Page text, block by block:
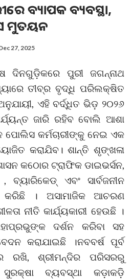
ବ୍ୟାପକ ବ୍ୟବସ୍ଥା,
ମୁତୟନ
27, 2025
ଦିନଗୁଡ଼ିକରେ ପୁରୀ ଜଗନ୍ନାଥ
ତୀବ୍ର ବୃଦ୍ଧି ପରିଲକ୍ଷିତ
ଏହି ବର୍ଦ୍ଧିତ ଭିଡ଼ ୨୦୨୬
ଜାରି ରହିବ ବୋଲି ଆଶା
ପୋଲିସ କର୍ମଚାରୀଙ୍କୁ ନେଇ ଏକ
କରାଯିବ। ଶାନ୍ତି ଶୃଙ୍ଖଳା
କଠୋର ଟ୍ରାଫିକ ଡାଇଭର୍ସନ,
ବ୍ୟାରିକେଡ୍ ଏବଂ ସାର୍ବଜନୀନ
କରିଛି । ଅସାମାଜିକ ଆଚରଣ
ନୀତି କାର୍ଯ୍ୟକାରୀ ହେଉଛି ।
ଦର୍ଶନ କରିବା ସହ
କରାଯାଇଛି ।ନବବର୍ଷ ପୂର୍ବ
ରଖି, ଶ୍ରୀମନ୍ଦିର ପରିସରରୁ
ବ୍ୟବସ୍ଥା କଡ଼ାକଡ଼ି